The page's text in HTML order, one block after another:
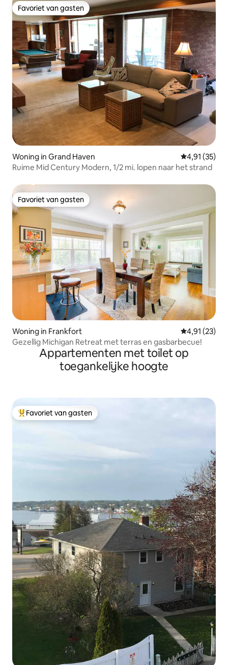
Favoriet van gasten
Favoriet van gasten
Woning in Grand Haven Gemiddelde
4,91 (35)
Ruime Mid Century Modern, 1/2 mi. lopen naar het strand
Favoriet van gasten
Favoriet van gasten
Woning in Frankfort Gemiddelde
4,91 (23)
Gezellig Michigan Retreat met terras en gasbarbecue!
Appartementen met toilet op
toegankelijke hoogte
Topfavoriet van gasten
Favoriet van gasten